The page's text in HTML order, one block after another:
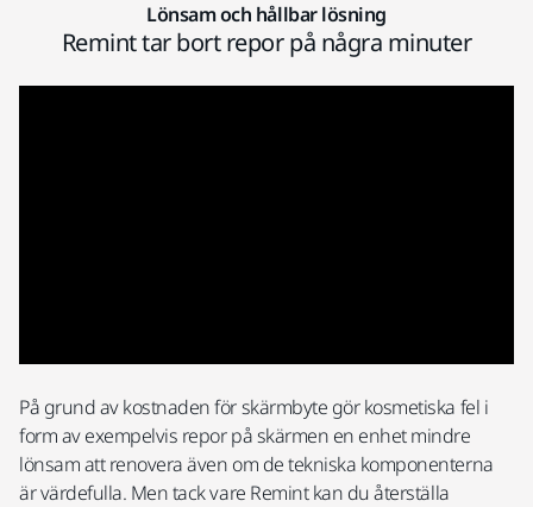
Lönsam och hållbar lösning
Remint tar bort repor på några minuter
På grund av kostnaden för skärmbyte gör kosmetiska fel i
form av exempelvis repor på skärmen en enhet mindre
lönsam att renovera även om de tekniska komponenterna
är värdefulla. Men tack vare Remint kan du återställa